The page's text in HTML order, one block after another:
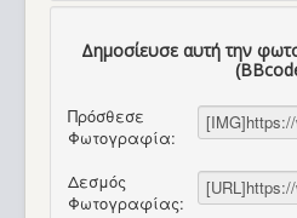
Δημοσίευσε αυτή την
Πρόσθεσε
Φωτογραφία:
Δεσμός
Φωτογραφίας: